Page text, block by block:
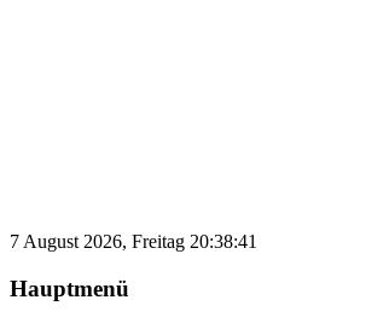
7 August 2026, Freitag 20:38:41
Hauptmenü